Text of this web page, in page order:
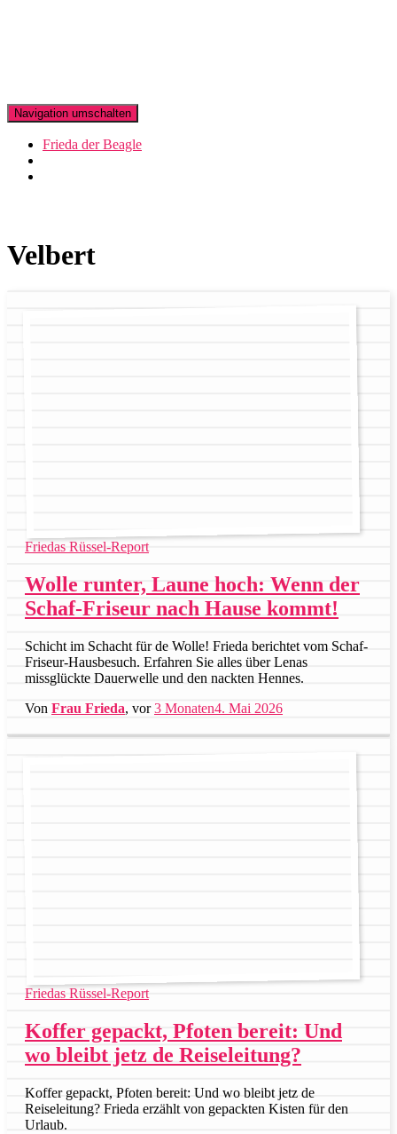
Navigation umschalten
Frieda der Beagle
Velbert
Friedas Rüssel-Report
Wolle runter, Laune hoch: Wenn der
Schaf-Friseur nach Hause kommt!
Schicht im Schacht für de Wolle! Frieda berichtet vom Schaf-
Friseur-Hausbesuch. Erfahren Sie alles über Lenas
missglückte Dauerwelle und den nackten Hennes.
Von Frau Frieda, vor3 Monaten4. Mai 2026
Friedas Rüssel-Report
Koffer gepackt, Pfoten bereit: Und
wo bleibt jetz de Reiseleitung?
Koffer gepackt, Pfoten bereit: Und wo bleibt jetz de
Reiseleitung? Frieda erzählt von gepackten Kisten für den
Urlaub.